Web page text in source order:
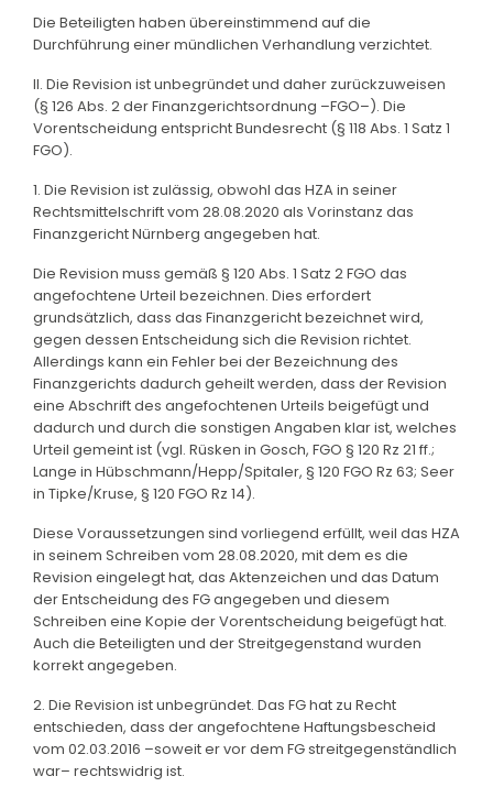
Die Beteiligten haben übereinstimmend auf die
Durchführung einer mündlichen Verhandlung verzichtet.
II. Die Revision ist unbegründet und daher zurückzuweisen
(§ 126 Abs. 2 der Finanzgerichtsordnung –FGO–). Die
Vorentscheidung entspricht Bundesrecht (§ 118 Abs. 1 Satz 1
FGO).
1. Die Revision ist zulässig, obwohl das HZA in seiner
Rechtsmittelschrift vom 28.08.2020 als Vorinstanz das
Finanzgericht Nürnberg angegeben hat.
Die Revision muss gemäß § 120 Abs. 1 Satz 2 FGO das
angefochtene Urteil bezeichnen. Dies erfordert
grundsätzlich, dass das Finanzgericht bezeichnet wird,
gegen dessen Entscheidung sich die Revision richtet.
Allerdings kann ein Fehler bei der Bezeichnung des
Finanzgerichts dadurch geheilt werden, dass der Revision
eine Abschrift des angefochtenen Urteils beigefügt und
dadurch und durch die sonstigen Angaben klar ist, welches
Urteil gemeint ist (vgl. Rüsken in Gosch, FGO § 120 Rz 21 ff.;
Lange in Hübschmann/Hepp/Spitaler, § 120 FGO Rz 63; Seer
in Tipke/Kruse, § 120 FGO Rz 14).
Diese Voraussetzungen sind vorliegend erfüllt, weil das HZA
in seinem Schreiben vom 28.08.2020, mit dem es die
Revision eingelegt hat, das Aktenzeichen und das Datum
der Entscheidung des FG angegeben und diesem
Schreiben eine Kopie der Vorentscheidung beigefügt hat.
Auch die Beteiligten und der Streitgegenstand wurden
korrekt angegeben.
2. Die Revision ist unbegründet. Das FG hat zu Recht
entschieden, dass der angefochtene Haftungsbescheid
vom 02.03.2016 –soweit er vor dem FG streitgegenständlich
war– rechtswidrig ist.